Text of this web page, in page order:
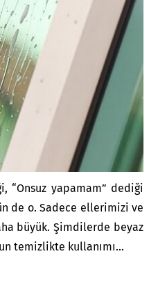
yapamam” dediği
de o. Sadece ellerimizi ve
büyük. Şimdilerde beyaz
temizlikte kullanımı…